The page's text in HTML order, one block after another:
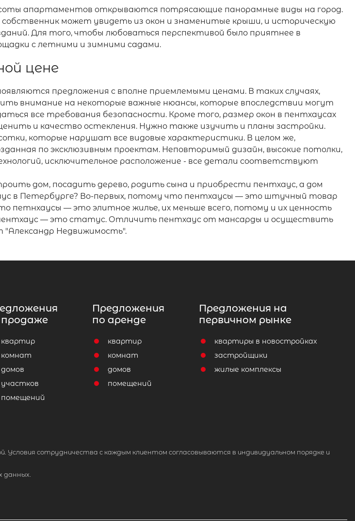
апартаментов открываются потрясающие панорамные виды на город.
может увидеть из окон и знаменитые крыши, и историческую
Для того, чтобы любоваться перспективой было приятнее в
с летними и зимними садами.
цене
предложения с вполне приемлемыми ценами. В таких случаях,
внимание на некоторые важные нюансы, которые впоследствии могут
все требования безопасности. Кроме того, размер окон в пентхаусах
и качество остекления. Нужно также изучить и планы застройки.
которые нарушат все видовые характеристики. В целом же,
по эксклюзивным проектам. Неповторимый дизайн, высокие потолки,
исключительное расположение - все детали соответствуют
дом, посадить дерево, родить сына и приобрести пентхаус, а дом
в Петербурге? Во-первых, потому что пентхаусы — это штучный товар
петнхаусы — это элитное жилье, их меньше всего, потому и их ценность
— это статус. Отличить пентхаус от мансарды и осуществить
"Александр Недвижимость".
продаже
квартир
комнат
домов
участков
помещений
Предложения
по аренде
квартир
комнат
домов
помещений
Предложения на
первичном рынке
квартиры в новостройках
застройщики
жилые комплексы
сотрудничества с каждым клиентом согласовываются в индивидуальном порядке и
данных.